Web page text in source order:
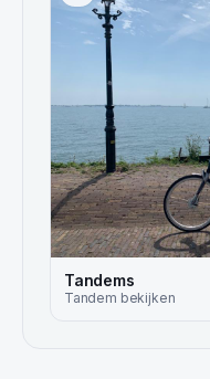
Tandems
Tandem bekijken